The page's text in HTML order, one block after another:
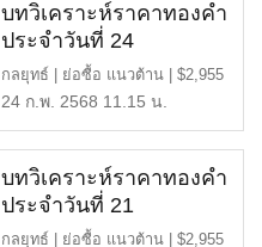
บทวิเคราะห์ราคาทองคำ
ประจำวันที่ 24
กุมภาพันธ์ 2568
กลยุทธ์ | ย่อซื้อ แนวต้าน | $2,955
หรือ 46,800 บาท แ […]
24 ก.พ. 2568 11.15 น.
บทวิเคราะห์ราคาทองคำ
ประจำวันที่ 21
กุมภาพันธ์ 2568
กลยุทธ์ | ย่อซื้อ แนวต้าน | $2,955